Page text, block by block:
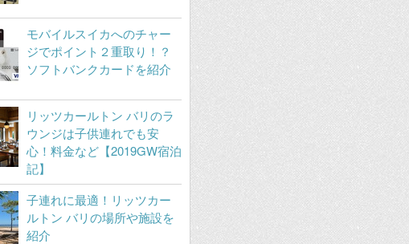
モバイルスイカへのチャー
ジでポイント２重取り！？
ソフトバンクカードを紹介
リッツカールトン バリのラ
ウンジは子供連れでも安
心！料金など【2019GW宿泊
記】
子連れに最適！リッツカー
ルトン バリの場所や施設を
紹介